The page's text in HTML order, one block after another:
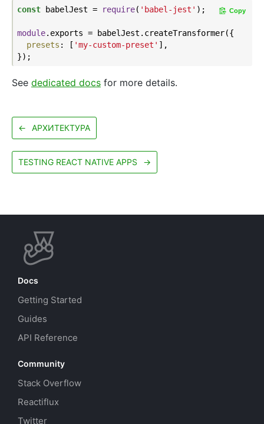
const babelJest = require( 'babel-jest' );
module.exports = babelJest.createTransformer({
presets : [ 'my-custom-preset' ],
Copy
See dedicated docs for more details.
← АРХИТЕКТУРА
TESTING REACT NATIVE APPS →
Docs
Getting Started
Guides
API Reference
Community
Stack Overflow
Reactiflux
Twitter